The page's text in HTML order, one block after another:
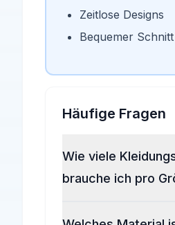
Zeitlose Designs
Bequemer Schnitt
Häufige Fragen
Wie viele
brauche ich pro